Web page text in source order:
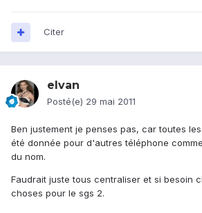
Citer
elvan
Posté(e) 29 mai 2011
Ben justement je penses pas, car toutes
été donnée pour d'autres téléphone
du nom.
Faudrait juste tous centraliser et si besoin
choses pour le sgs 2.